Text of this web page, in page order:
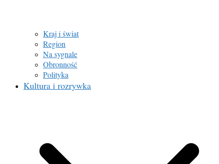
Kraj i świat
Region
Na sygnale
Obronność
Polityka
Kultura i rozrywka